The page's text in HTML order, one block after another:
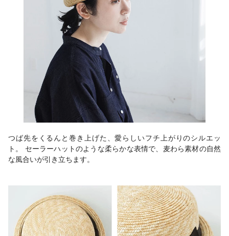
つば先をくるんと巻き上げた、愛らしいフチ上がりのシルエッ
ト。 セーラーハットのような柔らかな表情で、麦わら素材の自然
な風合いが引き立ちます。